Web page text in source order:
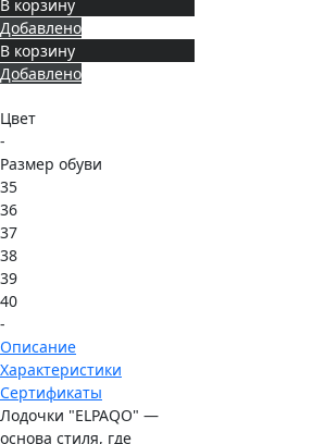
В корзину
Добавлено
В корзину
Добавлено
Цвет
-
Размер обуви
35
36
37
38
39
40
-
Описание
Характеристики
Сертификаты
Лодочки "ELPAQO" —
основа стиля, где